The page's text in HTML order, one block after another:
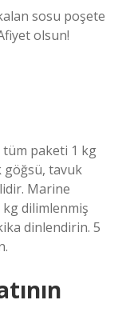
sosu poşete
olsun!
tüm paketi 1 kg
göğsü, tavuk
Marine
kg dilimlenmiş
dinlendirin. 5